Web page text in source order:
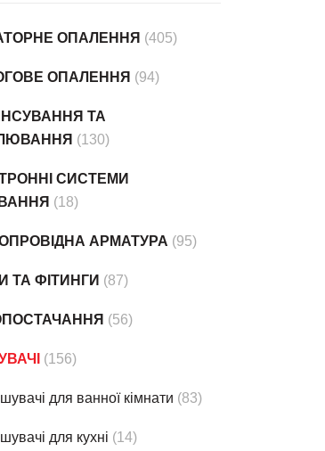
ОПАЛЕННЯ (405)
ОПАЛЕННЯ (94)
ТА
(130)
СИСТЕМИ
(18)
АРМАТУРА (95)
ТА ФІТИНГИ (87)
(56)
(156)
для ванної кімнати (83)
для кухні (14)